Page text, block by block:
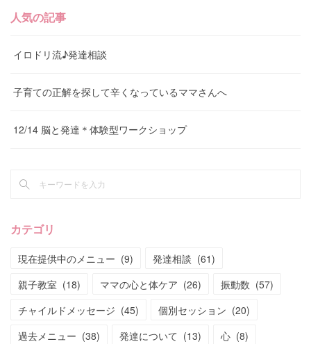
人気の記事
イロドリ流♪発達相談
子育ての正解を探して辛くなっているママさんへ
12/14 脳と発達＊体験型ワークショップ
カテゴリ
現在提供中のメニュー (9) 発達相談 (61)
親子教室 (18) ママの心と体ケア (26) 振動数 (57)
チャイルドメッセージ (45) 個別セッション (20)
過去メニュー (38) 発達について (13) 心 (8)